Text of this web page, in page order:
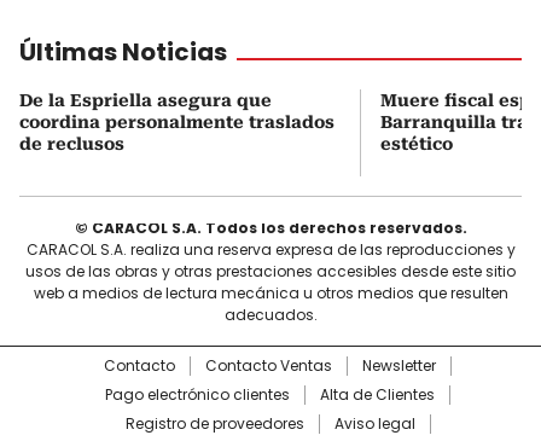
Últimas Noticias
De la Espriella asegura que
coordina personalmente traslados
de reclusos
Muere fiscal
Barranquilla
estético
© CARACOL S.A. Todos los derechos reservados.
CARACOL S.A. realiza una reserva expresa de las reproducciones y
usos de las obras y otras prestaciones accesibles desde este sitio
web a medios de lectura mecánica u otros medios que resulten
adecuados.
Contacto Contacto Ventas
Newsletter
Pago electrónico clientes
Alta de Clientes
Registro de proveedores
Aviso legal